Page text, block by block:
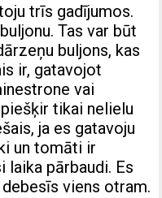
trīs gadījumos.
Tas var būt
buljons, kas
ir, gatavojot
vai
tikai nelielu
ja es gatavoju
un tomāti ir
laika pārbaudi. Es
viens otram.